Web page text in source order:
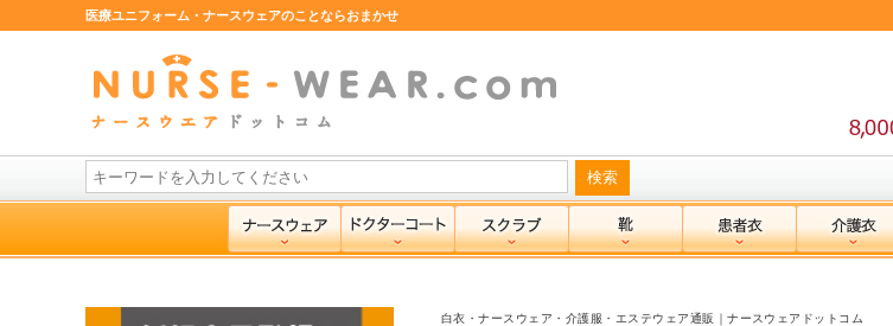
医療ユニフォーム・ナースウェアのことならおまかせ
白衣・ナースウェア・介護服・エステウェア通販｜ナースウェアドットコム